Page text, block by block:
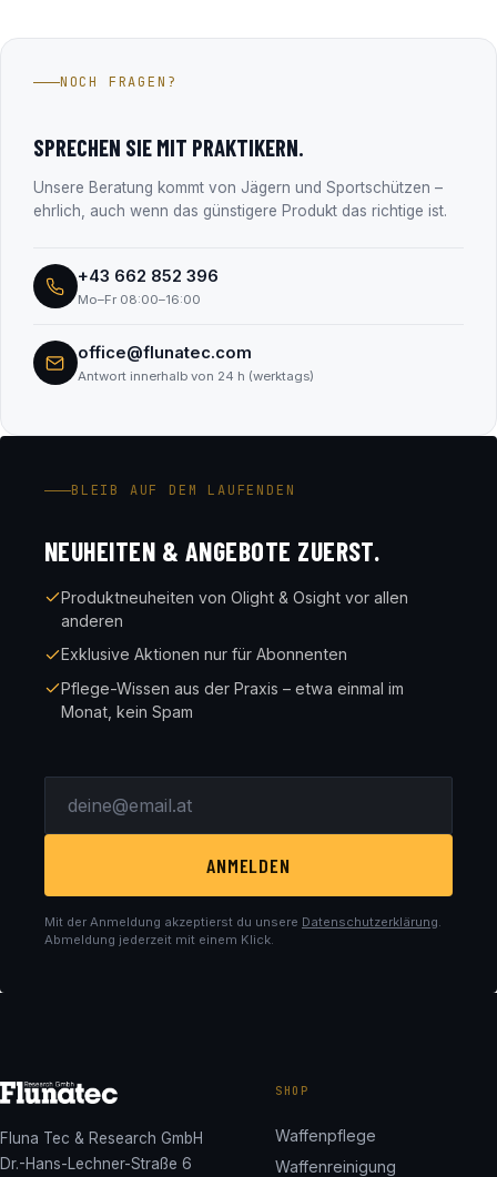
Hersteller des Fluna Gun Coating Systems und seit über 15
Salzburg). Alle Unternehmensdaten findest du transparent
NOCH FRAGEN?
SPRECHEN SIE MIT PRAKTIKERN.
Unsere Beratung kommt von Jägern und Sportschützen –
ehrlich, auch wenn das günstigere Produkt das richtige ist.
+43 662 852 396
Mo–Fr 08:00–16:00
office@flunatec.com
Antwort innerhalb von 24 h (werktags)
BLEIB AUF DEM LAUFENDEN
NEUHEITEN & ANGEBOTE ZUERST.
Produktneuheiten von Olight & Osight vor allen
anderen
Exklusive Aktionen nur für Abonnenten
Pflege-Wissen aus der Praxis – etwa einmal im
Monat, kein Spam
ANMELDEN
Mit der Anmeldung akzeptierst du unsere Datenschutzerklärung.
Abmeldung jederzeit mit einem Klick.
Fluna Tec & Research GmbH
Dr.-Hans-Lechner-Straße 6
SHOP
Waffenpflege
Waffenreinigung